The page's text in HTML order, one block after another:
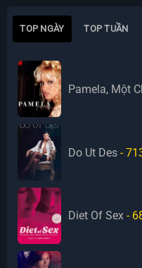
TOP NGÀY TOP TUẦN
Pamela, Một
Do Ut Des -
Diet Of Sex -